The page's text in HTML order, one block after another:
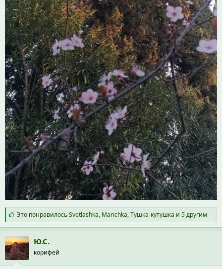
С
и
м
п
а
т
и
Это понравилосьSvetlashka, Marichka,Тушка-кутушка и 5 другим
Ю.С.
корифей